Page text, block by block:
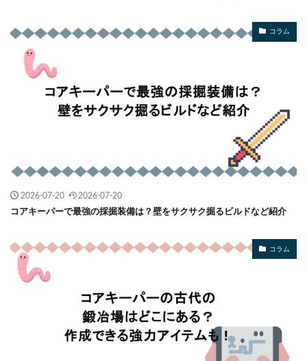
コラム
2026-07-20 2026-07-20
コアキーパーで最強の採掘装備は？壁をサクサク掘るビルドなど紹介
コラム